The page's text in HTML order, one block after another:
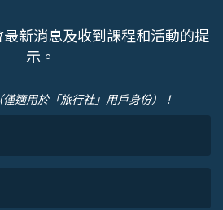
新消息及收到課程和活動的提
示。
適用於「旅行社」用戶身份）！